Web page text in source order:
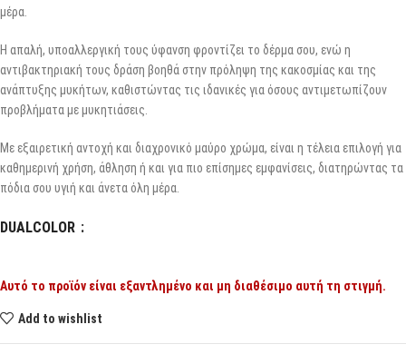
μέρα.
Η απαλή, υποαλλεργική τους ύφανση φροντίζει το δέρμα σου, ενώ η
αντιβακτηριακή τους δράση βοηθά στην πρόληψη της κακοσμίας και της
ανάπτυξης μυκήτων, καθιστώντας τις ιδανικές για όσους αντιμετωπίζουν
προβλήματα με μυκητιάσεις.
Με εξαιρετική αντοχή και διαχρονικό μαύρο χρώμα, είναι η τέλεια επιλογή για
καθημερινή χρήση, άθληση ή και για πιο επίσημες εμφανίσεις, διατηρώντας τα
πόδια σου υγιή και άνετα όλη μέρα.
DUALCOLOR
Αυτό το προϊόν είναι εξαντλημένο και μη διαθέσιμο αυτή τη στιγμή.
Add to wishlist